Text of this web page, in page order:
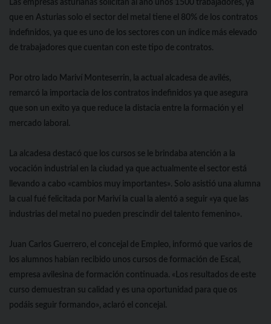
Las empresas asturianas solicitan al año unos 1500 trabajadores, ya
que en Asturias solo el sector del metal tiene el 80% de los contratos
indefinidos, ya que es uno de los sectores con un índice más elevado
de trabajadores que cuentan con este tipo de contratos.
Por otro lado Mariví Monteserrin, la actual alcadesa de avilés,
remarcó la importacia de los contratos indefinidos ya que asegura
que son un exito ya que reduce la distacia entre la formación y el
mercado laboral.
La alcadesa destacó que los cursos se le brindaba atención a la
vocación industrial en la ciudad ya que actualmente el sector está
llevando a cabo «cambios muy importantes». Solo asistió una alumna
la cual fué felicitada por Mariví la cual la alentó a seguir «ya que las
industrias del metal no pueden prescindir del talento femenino».
Juan Carlos Guerrero, el concejal de Empleo, informó que varios de
los alumnos habían recibido unos cursos de formación de Escal,
empresa avilesina de formación continuada. «Los resultados de este
curso demuestran su calidad y es una oportunidad para que os
podáis seguir formando», aclaró el concejal.